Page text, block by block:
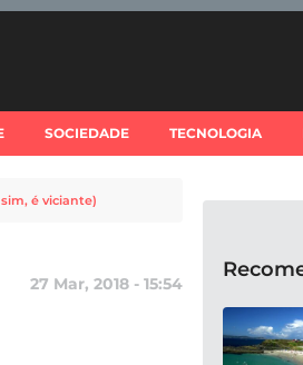
SOCIEDADE TECNOLOGIA
é viciante)
27 Mar, 2018 - 15:54